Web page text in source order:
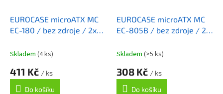
EUROCASE microATX MC
EC-180 / bez zdroje / 2x
Skladem (4 ks)
411 Kč / ks
Do košíku
EUROCASE microATX MC
EC-805B / bez zdroje / 2x
Skladem (>5 ks)
308 Kč / ks
Do košíku